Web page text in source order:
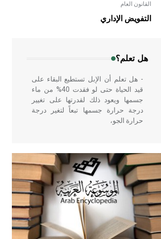
القانون العام
التفويض الإداري
هل تعلم؟
- هل تعلم أن الأبلق نوع من الفنون
الهندسية التي ارتبطت بالعمارة الإسلامية
في بلاد الشام ومصر خاصة، حيث يحرص
- هل تعلم أن الإبل تستطيع البقاء على
قيد الحياة حتى لو فقدت 40% من ماء
جسمها ويعود ذلك لقدرتها على تغيير
درجة حرارة جسمها تبعاً لتغير درجة
حرارة الجو،
- هل تعلم أن أبقراط كتب في الطب
أربعة مؤلفات هي: الحكم، الأدلة، تنظيم
التغذية، ورسالته في جروح الرأس.
ويعود له الفضل بأنه حرر الطب من
الدين والفلسفة.
- هل تعلم أن المرجان إفراز حيواني